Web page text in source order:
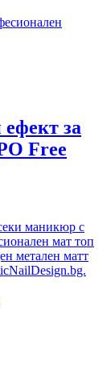
ефект за
Free
маникюр с
мат топ
метален матт